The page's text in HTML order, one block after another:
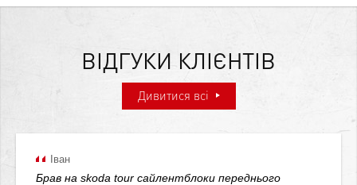
ВІДГУКИ КЛІЄНТІВ
Дивитися всі
Іван
Брав на skoda tour сайлентблоки переднього